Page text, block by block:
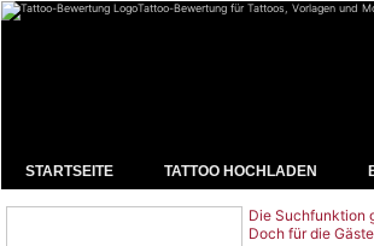
Tattoo-Bewertung für Tattoos, Vorlagen und
STARTSEITE TATTOO HOCHLADEN
Die Suchfunktion
Doch für die